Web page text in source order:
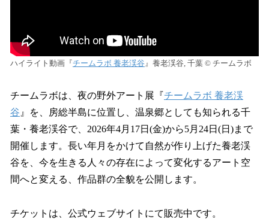
で
す
ハイライト動画『チームラボ 養老渓谷』養老渓谷, 千葉 ©︎ チームラボ
チームラボは、夜の野外アート展『チームラボ 養老渓
谷 』を、房総半島に位置し、温泉郷としても知られる千
葉・養老渓谷で、2026年4月17日(金)から5月24日(日)まで
開催します。長い年月をかけて自然が作り上げた養老渓
谷を、今を生きる人々の存在によって変化するアート空
間へと変える、作品群の全貌を公開します。
チケットは、公式ウェブサイトにて販売中です。